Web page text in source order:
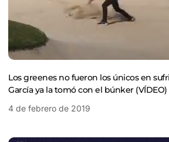
Los greenes no fueron los únicos en
García ya la tomó con el búnker (VÍDEO)
4 de febrero de 2019